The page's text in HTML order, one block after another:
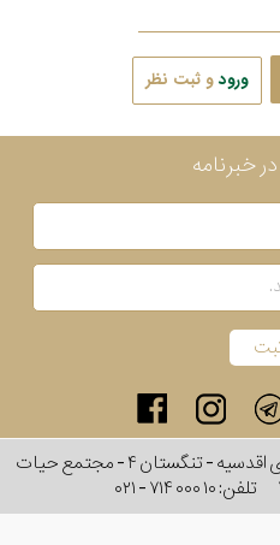
ورودو ثبت نظر
خبرنامه
آدرس: تهران - خ پاسداران - رو به روی اقدسیه - تنگستان ۴ - مجتمع حیات
تلفن:۰۲۱ - ۷۱۴ ۰۰۰ ۱۰